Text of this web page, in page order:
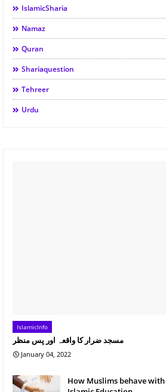
IslamicSharia
Namaz
Quran
Shariaquestion
Tehreer
Urdu
IslamicInfo
مسجد ضرار کا واقعہ اور پس منظر
January 04, 2022
How Muslims behave